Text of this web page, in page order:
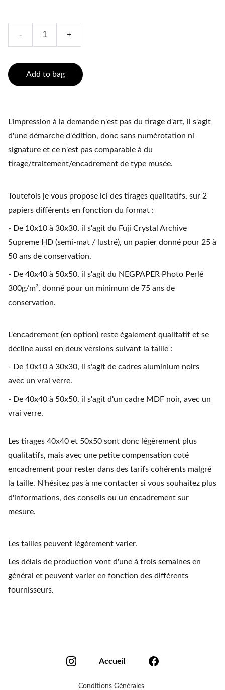
- +
Add to bag
L'impression à la demande n'est pas du tirage d'art, il s'agit
d'une démarche d'édition, donc sans numérotation ni
signature et ce n'est pas comparable à du
tirage/traitement/encadrement de type musée.
Toutefois je vous propose ici des tirages qualitatifs, sur 2
papiers différents en fonction du format :
- De 10x10 à 30x30, il s'agit du Fuji Crystal Archive
Supreme HD (semi-mat / lustré), un papier donné pour 25 à
50 ans de conservation.
- De 40x40 à 50x50, il s'agit du NEGPAPER Photo Perlé
300g/m², donné pour un minimum de 75 ans de
conservation.
L'encadrement (en option) reste également qualitatif et se
décline aussi en deux versions suivant la taille :
- De 10x10 à 30x30, il s'agit de cadres aluminium noirs
avec un vrai verre.
- De 40x40 à 50x50, il s'agit d'un cadre MDF noir, avec un
vrai verre.
Les tirages 40x40 et 50x50 sont donc légèrement plus
qualitatifs, mais avec une petite compensation coté
encadrement pour rester dans des tarifs cohérents malgré
la taille. N'hésitez pas à me contacter si vous souhaitez plus
d'informations, des conseils ou un encadrement sur
mesure.
Les tailles peuvent légèrement varier.
Les délais de production vont d'une à trois semaines en
général et peuvent varier en fonction des différents
fournisseurs.
Accueil
Conditions Générales